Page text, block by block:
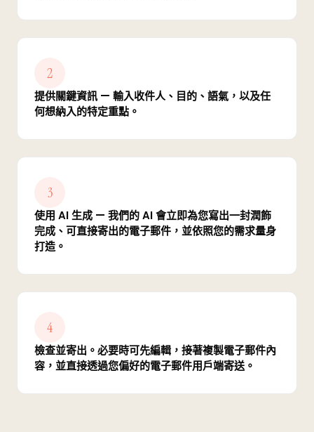
2
提供關鍵資訊 — 輸入收件人、目的、語氣，以及任
何想納入的特定重點。
3
使用 AI 生成 — 我們的 AI 會立即為您寫出一封潤飾
完成、可直接寄出的電子郵件，並依照您的需求量身
打造。
4
檢查並寄出。必要時可先編輯，接著複製電子郵件內
容，並直接透過您偏好的電子郵件用戶端寄送。